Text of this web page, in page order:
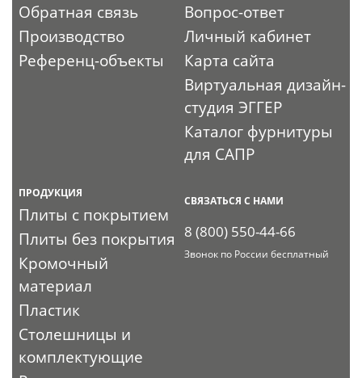
Обратная связь
Производство
Референц-объекты
Вопрос-ответ
Личный кабинет
Карта сайта
Виртуальная дизайн-
студия ЭГГЕР
Каталог фурнитуры
для САПР
ПРОДУКЦИЯ
Плиты с покрытием
Плиты без покрытия
Кромочный
материал
Пластик
Столешницы и
комплектующие
СВЯЗАТЬСЯ С НАМИ
8 (800) 550-44-66
Звонок по России бесплатный